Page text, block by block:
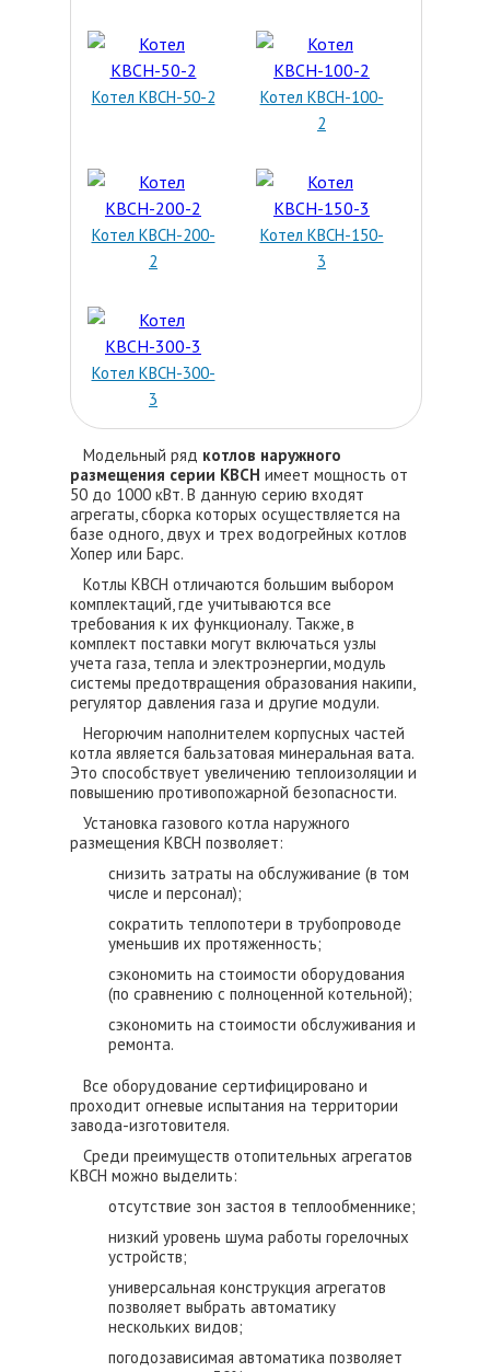
Котел КВСН-50-2
Котел КВСН-100-
2
Котел КВСН-200-
2
Котел КВСН-150-
3
Котел КВСН-300-
3
Модельный ряд котлов наружного
размещения серии КВСН имеет мощность от
50 до 1000 кВт. В данную серию входят
агрегаты, сборка которых осуществляется на
базе одного, двух и трех водогрейных котлов
Хопер или Барс.
Котлы КВСН отличаются большим выбором
комплектаций, где учитываются все
требования к их функционалу. Также, в
комплект поставки могут включаться узлы
учета газа, тепла и электроэнергии, модуль
системы предотвращения образования накипи,
регулятор давления газа и другие модули.
Негорючим наполнителем корпусных частей
котла является бальзатовая минеральная вата.
Это способствует увеличению теплоизоляции и
повышению противопожарной безопасности.
Установка газового котла наружного
размещения КВСН позволяет:
снизить затраты на обслуживание (в том
числе и персонал);
сократить теплопотери в трубопроводе
уменьшив их протяженность;
сэкономить на стоимости оборудования
(по сравнению с полноценной котельной);
сэкономить на стоимости обслуживания и
ремонта.
Все оборудование сертифицировано и
проходит огневые испытания на территории
завода-изготовителя.
Среди преимуществ отопительных агрегатов
КВСН можно выделить:
отсутствие зон застоя в теплообменнике;
низкий уровень шума работы горелочных
устройств;
универсальная конструкция агрегатов
позволяет выбрать автоматику
нескольких видов;
погодозависимая автоматика позволяет